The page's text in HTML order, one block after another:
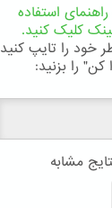
استفاده
کلیک کنید.
خود را تایپ کنید
را بزنید:
مشابه